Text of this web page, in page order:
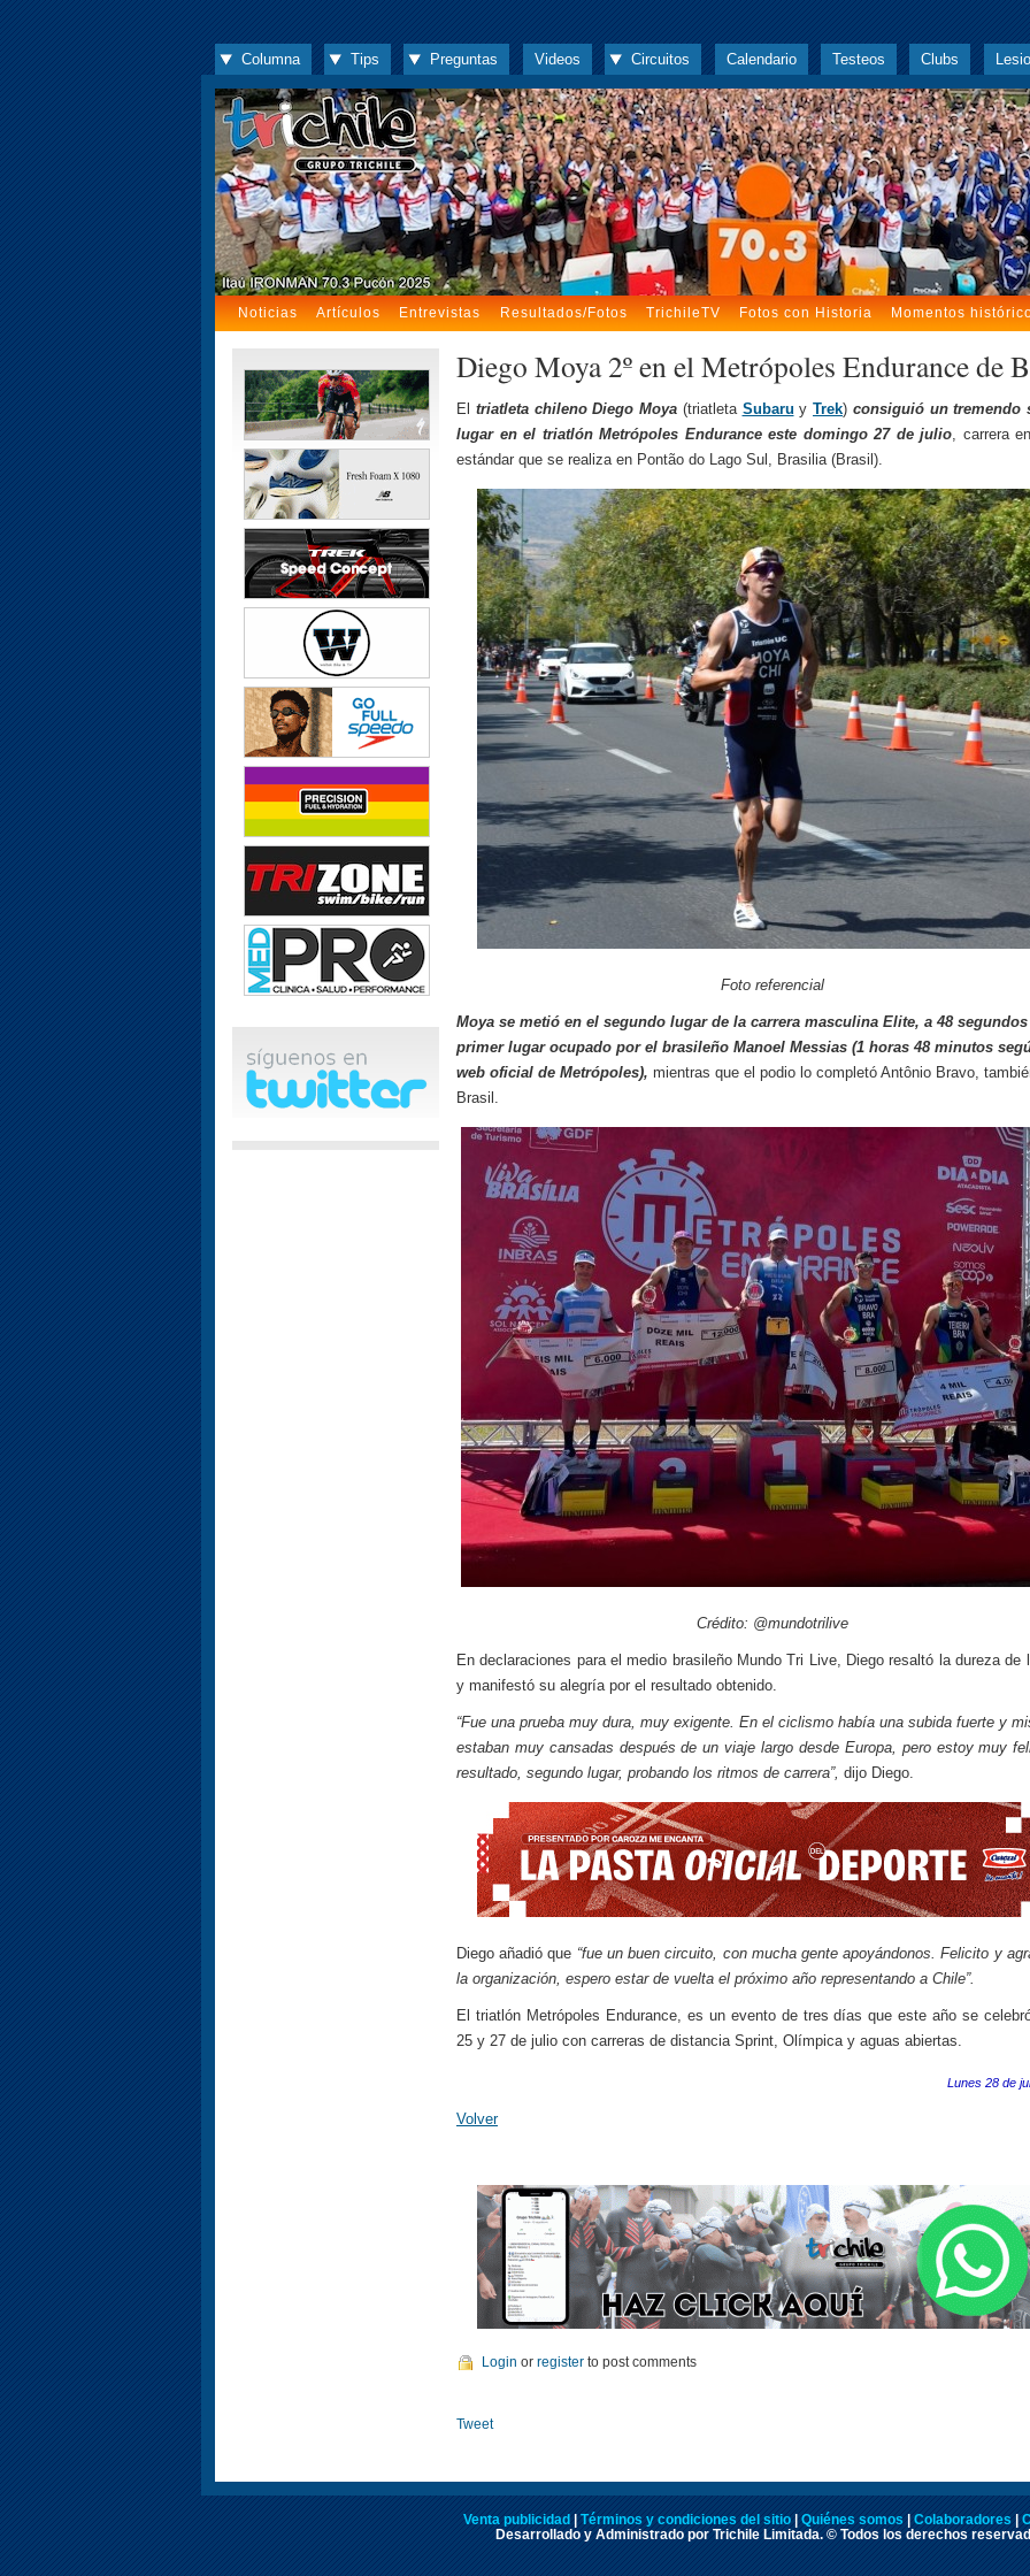
Columna Tips Preguntas Videos Circuitos Calendario Testeos Clubs
Noticias Artículos Entrevistas Resultados/Fotos TrichileTV Fotos con Historia Momentos
Diego Moya 2º en el Metrópoles Endurance de
El triatleta chileno Diego Moya (triatleta Subaru y Trek) consiguió un tremendo
lugar en el triatlón Metrópoles Endurance este domingo 27 de julio, carrera
estándar que se realiza en Pontão do Lago Sul, Brasilia (Brasil).
Foto referencial
Moya se metió en el segundo lugar de la carrera masculina Elite, a 48
primer lugar ocupado por el brasileño Manoel Messias (1 horas 48 minutos
web oficial de Metrópoles), mientras que el podio lo completó Antônio Bravo,
Brasil.
Crédito: @mundotrilive
En declaraciones para el medio brasileño Mundo Tri Live, Diego resaltó la dureza de
y manifestó su alegría por el resultado obtenido.
“Fue una prueba muy dura, muy exigente. En el ciclismo había una subida fuerte y
estaban muy cansadas después de un viaje largo desde Europa, pero estoy muy
resultado, segundo lugar, probando los ritmos de carrera”, dijo Diego.
Diego añadió que “fue un buen circuito, con mucha gente apoyándonos. Felicito y
la organización, espero estar de vuelta el próximo año representando a Chile”.
El triatlón Metrópoles Endurance, es un evento de tres días que este año se
25 y 27 de julio con carreras de distancia Sprint, Olímpica y aguas abiertas.
Lunes 28 de
Volver
Login or register to post comments
Tweet
Venta publicidad | Términos y condiciones del sitio | Quiénes somos | Colaboradores |
Desarrollado y Administrado por Trichile Limitada. © Todos los derechos